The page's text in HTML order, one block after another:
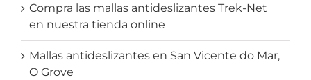
Compra las mallas antideslizantes Trek-Net
en nuestra tienda online
Mallas antideslizantes en San Vicente do Mar,
O Grove